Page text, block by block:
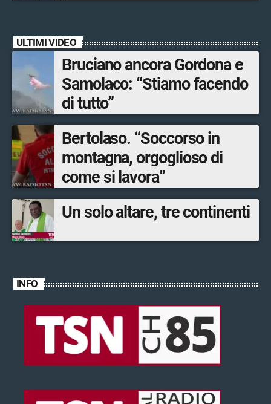
ULTIMI VIDEO
Bruciano ancora Gordona e
Samolaco: “Stiamo facendo
di tutto”
Bertolaso. “Soccorso in
montagna, orgoglioso di
come si lavora”
Un solo altare, tre continenti
INFO